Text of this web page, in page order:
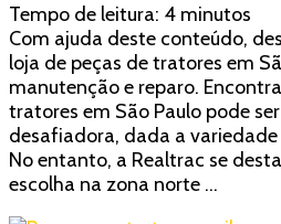
de
de
onde
em
Tempo de leitura: 4 minutos
Com ajuda deste conteúdo,
loja de peças de tratores em
manutenção e reparo.
tratores em São Paulo pode
desafiadora, dada a
No entanto, a Realtrac se
escolha na zona norte …